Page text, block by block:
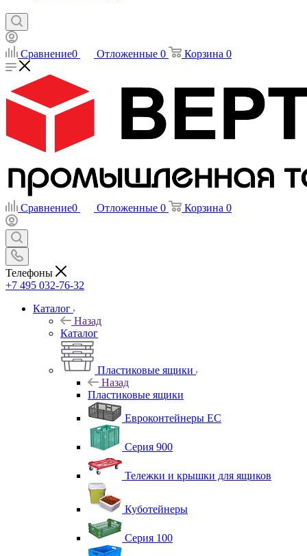
Сравнение0 Отложенные 0 Корзина 0
Сравнение0 Отложенные 0 Корзина 0
Телефоны
+7 495 032-76-32
Каталог
Назад
Каталог
Пластиковые ящики
Назад
Пластиковые ящики
Евроконтейнеры ЕС
Серия 900
Тележки и крышки для ящиков
Куботейнеры
Серия 100